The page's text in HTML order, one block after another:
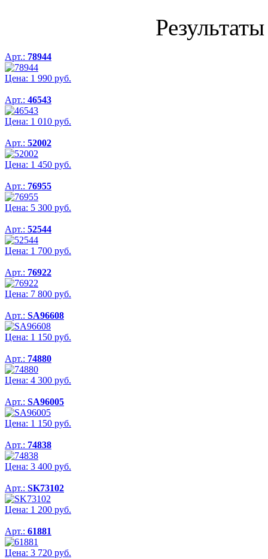
Арт.: 78944
Цена: 1 990 руб.
Арт.: 46543
Цена: 1 010 руб.
Арт.: 52002
Цена: 1 450 руб.
Арт.: 76955
Цена: 5 300 руб.
Арт.: 52544
Цена: 1 700 руб.
Арт.: 76922
Цена: 7 800 руб.
Арт.: SA96608
Цена: 1 150 руб.
Арт.: 74880
Цена: 4 300 руб.
Арт.: SA96005
Цена: 1 150 руб.
Арт.: 74838
Цена: 3 400 руб.
Арт.: SK73102
Цена: 1 200 руб.
Арт.: 61881
Цена: 3 720 руб.